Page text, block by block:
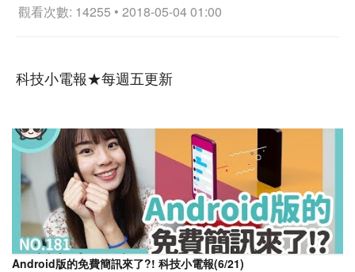
觀看次數: 14255 • 2018-05-04 01:00
科技小電報★每週五更新
Android版的免費簡訊來了?! 科技小電報(6/21)